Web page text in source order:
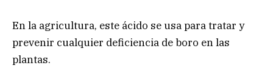
En la agricultura, este ácido se usa para tratar y
prevenir cualquier deficiencia de boro en las
plantas.